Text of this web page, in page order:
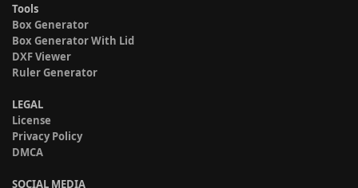
Tools
Box Generator
Box Generator With Lid
DXF Viewer
Ruler Generator
LEGAL
License
Privacy Policy
DMCA
SOCIAL MEDIA